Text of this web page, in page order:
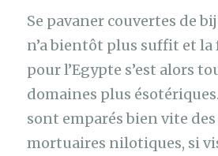
Se pavaner couvertes de
n’a bientôt plus suffit et
pour l’Egypte s’est alors
domaines plus
sont emparés bien vite
mortuaires nilotiques, si